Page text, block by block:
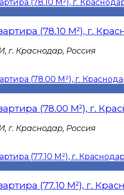
(78.10 М²), г.
г. Краснодар, Россия
(78.00 М²), г.
г. Краснодар, Россия
(77.10 М²), г.